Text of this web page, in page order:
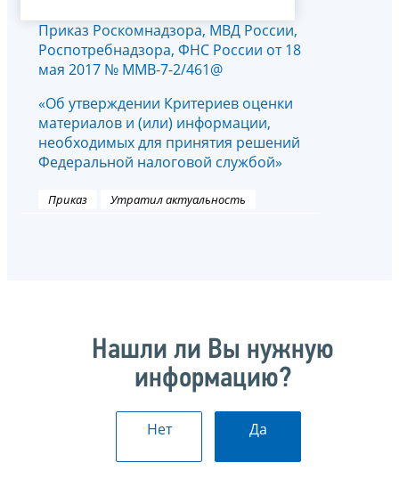
Приказ Роскомнадзора, МВД России,
Роспотребнадзора, ФНС России от 18
мая 2017 № ММВ-7-2/461@
«Об утверждении Критериев оценки
материалов и (или) информации,
необходимых для принятия решений
Федеральной налоговой службой»
Приказ Утратил актуальность
Нашли ли Вы нужную
информацию?
Нет Да